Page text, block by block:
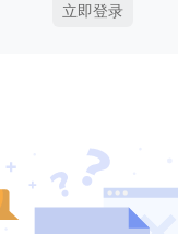
立即登录